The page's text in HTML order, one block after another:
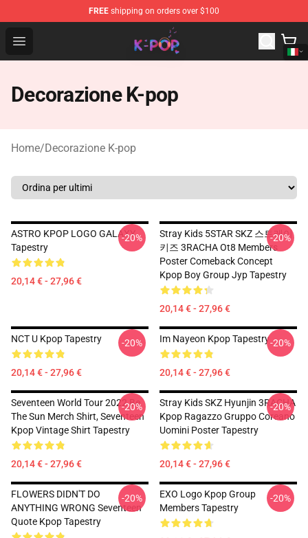
FREE shipping on orders over $100
Open menu
K-pop Store - Official K-pop Merchandise Shop
Decorazione K-pop
Home/Decorazione K-pop
ASTRO KPOP LOGO GALAXY
Tapestry
20,14 € - 27,96 €
-20%
Stray Kids 5STAR SKZ 스트레이
키즈 3RACHA Ot8 Members
Poster Comeback Concept
Kpop Boy Group Jyp Tapestry
20,14 € - 27,96 €
-20%
NCT U Kpop Tapestry
20,14 € - 27,96 €
-20% Im Nayeon Kpop Tapestry
20,14 € - 27,96 €
-20%
Seventeen World Tour 2022 Be
The Sun Merch Shirt, Seventeen
Kpop Vintage Shirt Tapestry
20,14 € - 27,96 €
-20%
Stray Kids SKZ Hyunjin 3RACHA
Kpop Ragazzo Gruppo Coreano
Uomini Poster Tapestry
20,14 € - 27,96 €
-20%
FLOWERS DIDN'T DO
ANYTHING WRONG Seventeen
Quote Kpop Tapestry
-20%
EXO Logo Kpop Group
Members Tapestry
-20%